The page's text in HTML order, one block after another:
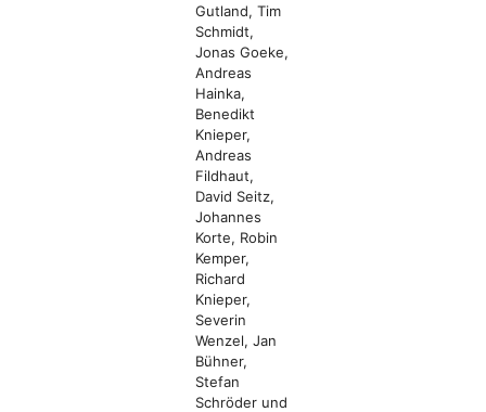
Gutland, Tim
Schmidt,
Jonas Goeke,
Andreas
Hainka,
Benedikt
Knieper,
Andreas
Fildhaut,
David Seitz,
Johannes
Korte, Robin
Kemper,
Richard
Knieper,
Severin
Wenzel, Jan
Bühner,
Stefan
Schröder und